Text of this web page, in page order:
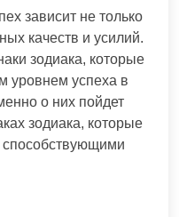
зависит не только
качеств и усилий.
зодиака, которые
уровнем успеха в
о них пойдет
зодиака, которые